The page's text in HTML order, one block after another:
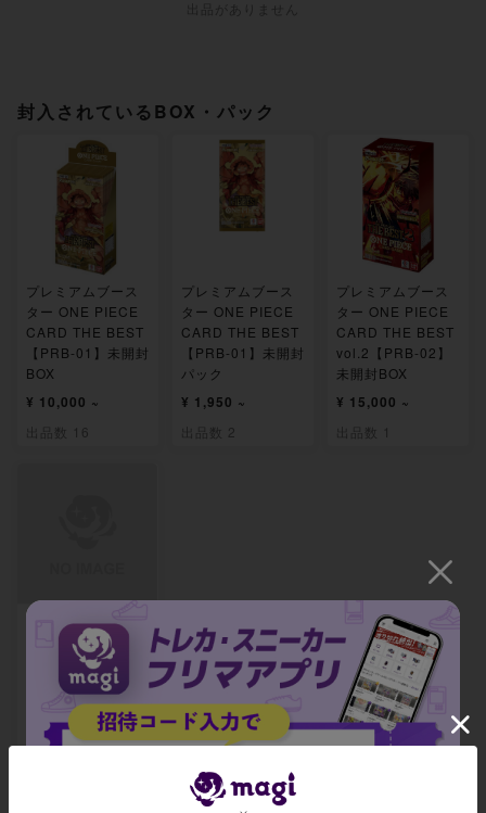
封入されているBOX・パック
プレミアムブース
ター ONE PIECE
CARD THE BEST
【PRB-01】未開封
BOX
¥ 10,000 ~
出品数 16
プレミアムブース
ター ONE PIECE
CARD THE BEST
【PRB-01】未開封
パック
¥ 1,950 ~
出品数 2
プレミアムブース
ター ONE PIECE
CARD THE BEST
vol.2【PRB-02】
未開封BOX
¥ 15,000 ~
出品数 1
プレミアムブース
ター ONE PIECE
CARD THE BEST
vol.2【PRB-02】
未開封パック